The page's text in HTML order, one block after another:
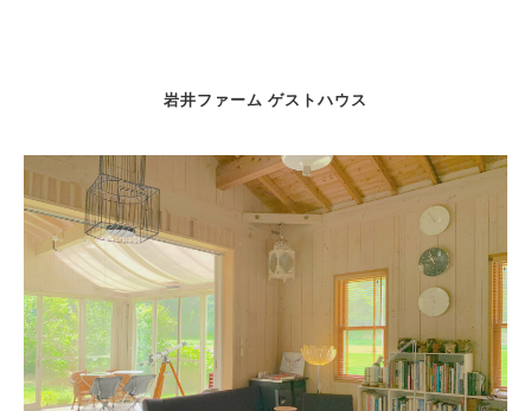
岩井ファーム ゲストハウス